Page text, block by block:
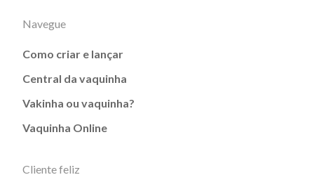
Navegue
Como criar e lançar
Central da vaquinha
Vakinha ou vaquinha?
Vaquinha Online
Cliente feliz